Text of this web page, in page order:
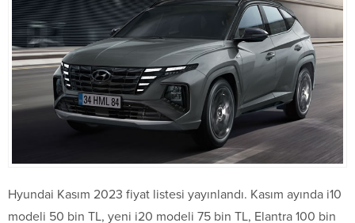
Hyundai Kasım 2023 fiyat listesi yayınlandı. Kasım ayında i10
modeli 50 bin TL, yeni i20 modeli 75 bin TL, Elantra 100 bin